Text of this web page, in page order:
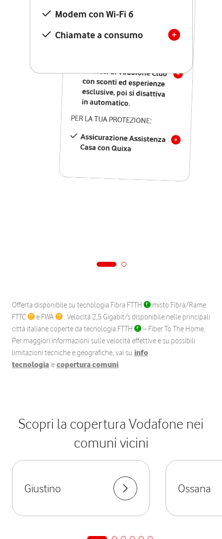
Modem con Wi-Fi 6
Chiamate a consumo
Chiamate illimitate verso
numeri fissi e mobili
nazionali
12 mesi di Vodafone Club
con sconti ed esperienze
esclusive, poi si disattiva
in automatico.
PER LA TUA PROTEZIONE:
Assicurazione Assistenza
Casa con Quixa
Offerta disponibile su tecnologia Fibra FTTH
misto Fibra/Rame
FTTC
e FWA
. Velocità 2,5 Gigabit/s disponibile nelle principali
città italiane coperte da tecnologia FTTH
– Fiber To The Home.
Per maggiori informazioni sulle velocità effettive e su possibili
limitazioni tecniche e geografiche, vai su info
tecnologia e copertura comuni.
Scopri la copertura Vodafone nei
comuni vicini
Giustino Ossana